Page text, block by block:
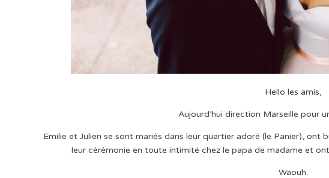
Hello les amis,
Aujourd’hui direction Marseille pour
Emilie et Julien se sont mariés dans leur quartier adoré (le Panier), ont
leur cérémonie en toute intimité chez le papa de madame et
Waouh.